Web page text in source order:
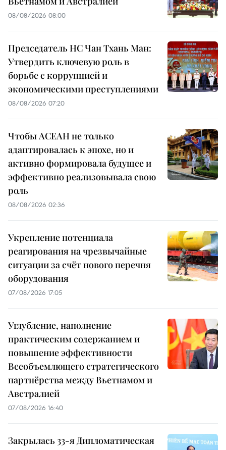
08/08/2026 08:00
Председатель НС Чан Тхань Ман:
Утвердить ключевую роль в
борьбе с коррупцией и
экономическими преступлениями
08/08/2026 07:20
Чтобы АСЕАН не только
адаптировалась к эпохе, но и
активно формировала будущее и
эффективно реализовывала свою
роль
08/08/2026 02:36
Укрепление потенциала
реагирования на чрезвычайные
ситуации за счёт нового перечня
оборудования
07/08/2026 17:05
Углубление, наполнение
практическим содержанием и
повышение эффективности
Всеобъемлющего стратегического
партнёрства между Вьетнамом и
Австралией
07/08/2026 16:40
Закрылась 33-я Дипломатическая